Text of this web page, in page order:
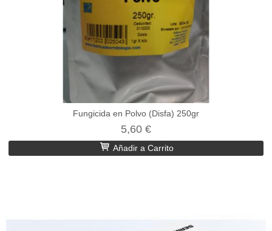
Fungicida en Polvo (Disfa) 250gr
5,60 €
Añadir a Carrito